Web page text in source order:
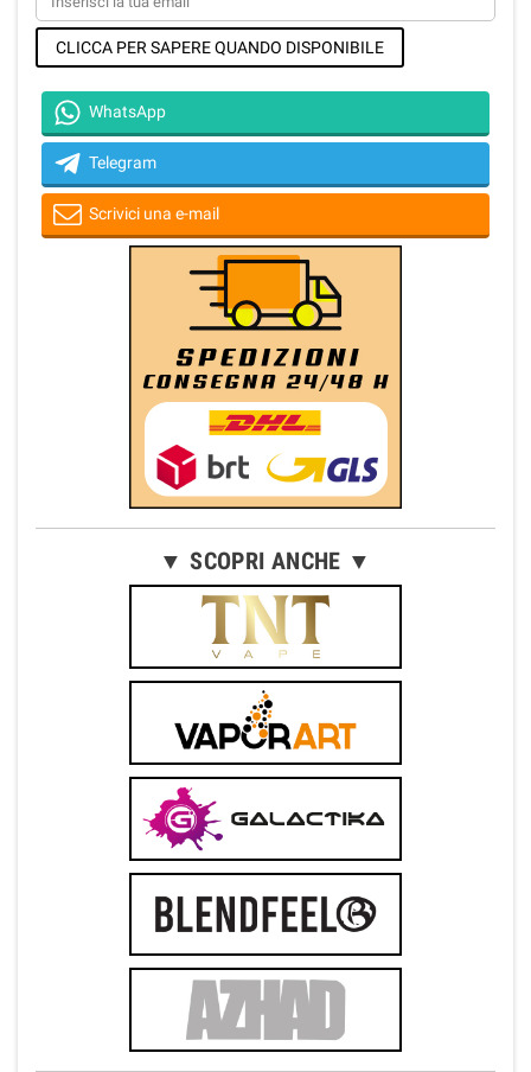
CLICCA PER SAPERE QUANDO DISPONIBILE
WhatsApp
Telegram
Scrivici una e-mail
▼ SCOPRI ANCHE ▼